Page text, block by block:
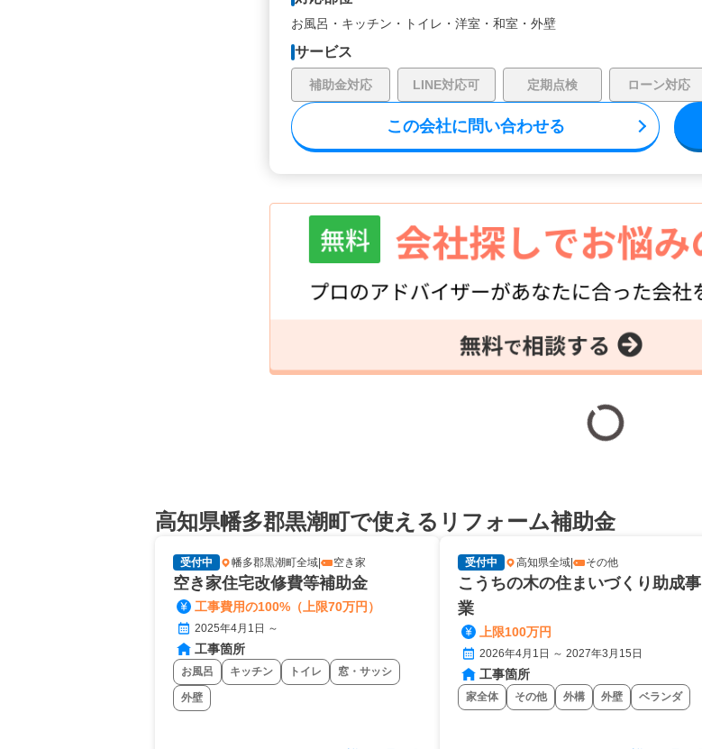
お風呂・ キッチン・ トイレ・ 洋室・ 和室・ 外壁
サービス
補助金対応 LINE対応可 定期点検 ローン対応
この会社に問い合わせる
高知県幡多郡黒潮町で使えるリフォーム補助金
受付中 幡多郡黒潮町全域 空き家
空き家住宅改修費等補助金
工事費用の100%（上限70万円）
2025年4月1日 ～
工事箇所
お風呂 キッチン トイレ 窓・サッシ
外壁
受付中 高知県全域 その他
こうちの木の住まいづくり助成事
業
上限100万円
2026年4月1日 ～ 2027年3月15日
工事箇所
家全体 その他 外構 外壁 ベランダ